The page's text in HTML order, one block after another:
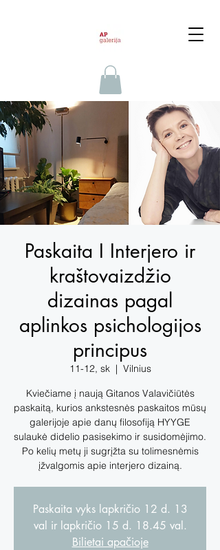
Paskaita I Interjero ir
kraštovaizdžio
dizainas pagal
aplinkos psichologijos
principus
11-12, sk
  |
Vilnius
Kviečiame į naują Gitanos Valavičiūtės
paskaitą, kurios ankstesnės paskaitos mūsų
galerijoje apie danų filosofiją HYYGE
sulaukė didelio pasisekimo ir susidomėjimo.
Po kelių metų ji sugrįžta su tolimesnėmis
įžvalgomis apie interjero dizainą.
Paskaita vyks lapkričio 12 d. 13
val ir lapkričio 15 d. 18.45 val.
Bilietai apačioje